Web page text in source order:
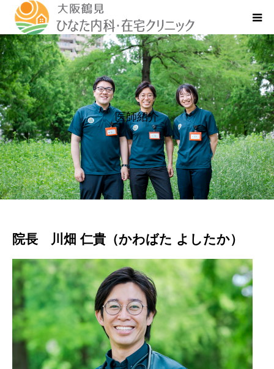
医師紹介
院長 川畑 仁貴（かわばた よしたか）
ホーム
当院の訪問診療
医師紹介
ケアマネージャーさまへ
ストーリー